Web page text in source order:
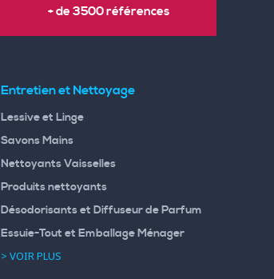
+ de 3500 références
Entretien et Nettoyage
Lessive et Linge
Savons Mains
Nettoyants Vaisselles
Produits nettoyants
Désodorisants et Diffuseur de Parfum
Essuie-Tout et Emballage Ménager
> VOIR PLUS